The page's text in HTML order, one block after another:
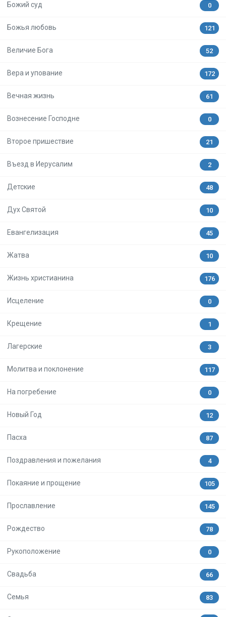
Божий суд 0
Божья любовь 121
Величие Бога 52
Вера и упование 172
Вечная жизнь 61
Вознесение Господне 0
Второе пришествие 21
Въезд в Иерусалим 2
Детские 48
Дух Святой 10
Евангелизация 45
Жатва 10
Жизнь христианина 176
Исцеление 0
Крещение 1
Лагерские 3
Молитва и поклонение 117
На погребение 0
Новый Год 12
Пасха 87
Поздравления и пожелания 4
Покаяние и прощение 105
Прославление 145
Рождество 78
Рукоположение 0
Свадьба 66
Семья 83